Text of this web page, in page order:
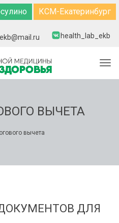
КСМ-Екатеринбург
health_lab_ekb
ВЫЧЕТА
вычета
ДЛЯ